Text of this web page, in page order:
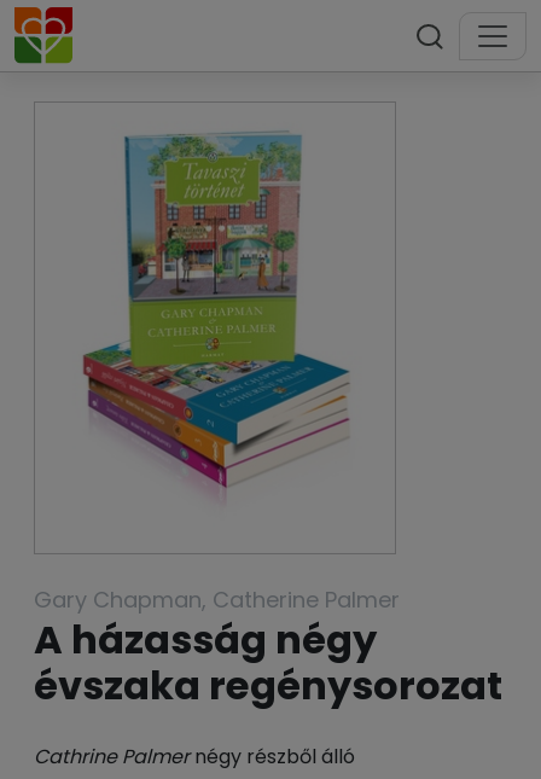
Gary Chapman, Catherine Palmer
A házasság négy
évszaka regénysorozat
Cathrine Palmernégy részből álló